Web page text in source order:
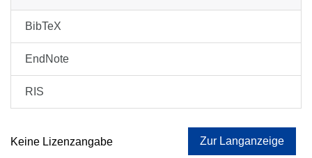
BibTeX
EndNote
RIS
Keine Lizenzangabe Zur Langanzeige